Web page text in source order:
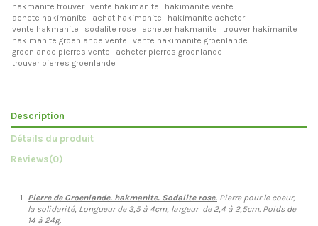
hakmanite trouver vente hakimanite
hakimanite vente
achete hakimanite
achat hakimanite
hakimanite acheter
vente hakmanite
sodalite rose acheter hakmanite
trouver hakimanite
hakimanite groenlande vente
vente hakimanite groenlande
groenlande pierres vente
acheter pierres groenlande
trouver pierres groenlande
Description
Détails du produit
Reviews(0)
Pierre de Groenlande. hakmanite. Sodalite rose. Pierre pour le coeur,
la solidarité, Longueur de 3,5 à 4cm, largeur de 2,4 à 2,5cm. Poids de
14 à 24g.